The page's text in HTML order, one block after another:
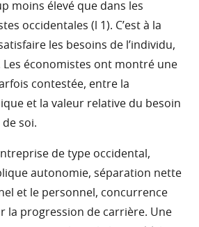
moins élevé que dans les
occidentales (l 1). C’est à la
les besoins de l’individu,
économistes ont montré une
contestée, entre la
et la valeur relative du besoin
de soi.
de type occidental,
autonomie, séparation nette
et le personnel, concurrence
la progression de carrière. Une